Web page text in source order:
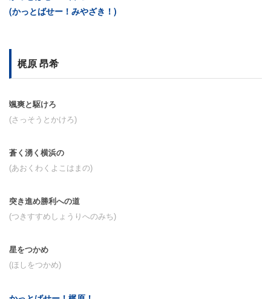
(かっとばせー！みやざき！)
梶原 昂希
颯爽と駆けろ
(さっそうとかけろ)
蒼く湧く横浜の
(あおくわくよこはまの)
突き進め勝利への道
(つきすすめしょうりへのみち)
星をつかめ
(ほしをつかめ)